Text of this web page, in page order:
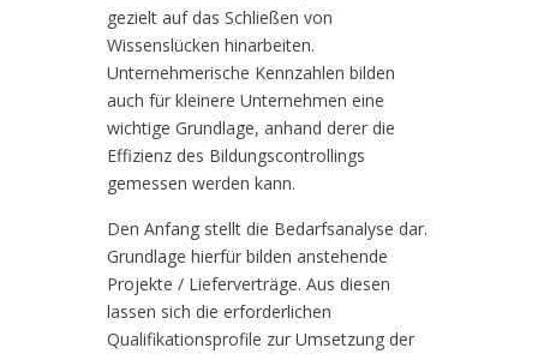
gezielt auf das Schließen von
Wissenslücken hinarbeiten.
Unternehmerische Kennzahlen bilden
auch für kleinere Unternehmen eine
wichtige Grundlage, anhand derer die
Effizienz des Bildungscontrollings
gemessen werden kann.
Den Anfang stellt die Bedarfsanalyse dar.
Grundlage hierfür bilden anstehende
Projekte / Lieferverträge. Aus diesen
lassen sich die erforderlichen
Qualifikationsprofile zur Umsetzung der